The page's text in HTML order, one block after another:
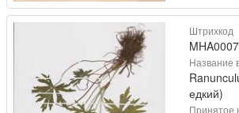
Штрихкод
Название
едкий)
Принятое